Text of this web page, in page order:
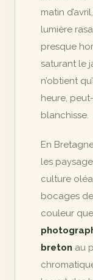
matin
lumière
presque
saturant le
n’obtient
heure,
blanchisse.
En
les
culture
bocages
couleur
breton au